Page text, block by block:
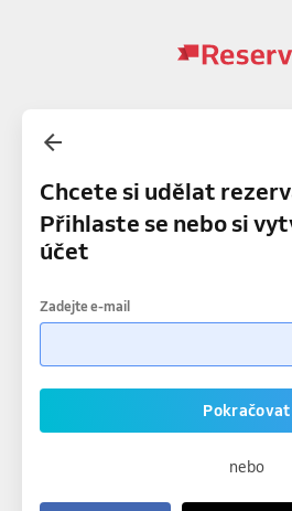
Chcete si udělat
Přihlaste se nebo si
účet
Zadejte e-mail
Pokračovat
nebo